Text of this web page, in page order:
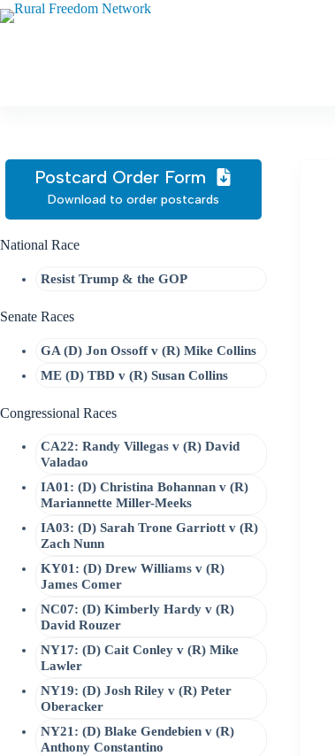
Skip
to
Postcard Order Form
Download to order postcards
National Race
Resist Trump & the GOP
Senate Races
GA (D) Jon Ossoff v (R) Mike Collins
ME (D) TBD v (R) Susan Collins
Congressional Races
CA22: Randy Villegas v (R) David
Valadao
IA01: (D) Christina Bohannan v (R)
Mariannette Miller-Meeks
IA03: (D) Sarah Trone Garriott v (R)
Zach Nunn
KY01: (D) Drew Williams v (R)
James Comer
NC07: (D) Kimberly Hardy v (R)
David Rouzer
NY17: (D) Cait Conley v (R) Mike
Lawler
NY19: (D) Josh Riley v (R) Peter
Oberacker
NY21: (D) Blake Gendebien v (R)
Anthony Constantino